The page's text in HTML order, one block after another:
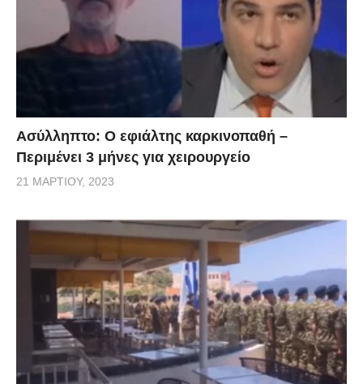
Ασύλληπτο: Ο εφιάλτης καρκινοπαθή –
Περιμένει 3 μήνες για χειρουργείο
21 ΜΑΡΤΊΟΥ, 2023